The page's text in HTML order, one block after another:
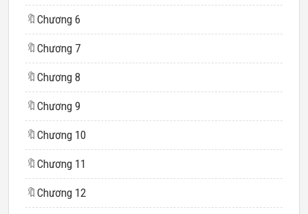
🔖 Chương 6
🔖 Chương 7
🔖 Chương 8
🔖 Chương 9
🔖 Chương 10
🔖 Chương 11
🔖 Chương 12